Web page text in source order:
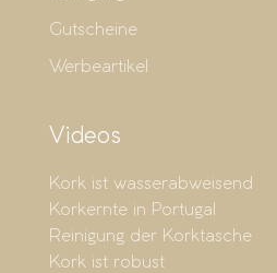
Gutscheine
Werbeartikel
Videos
Kork ist wasserabweisend
Korkernte in Portugal
Reinigung der Korktasche
Kork ist robust